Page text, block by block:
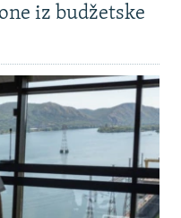
iz budžetske